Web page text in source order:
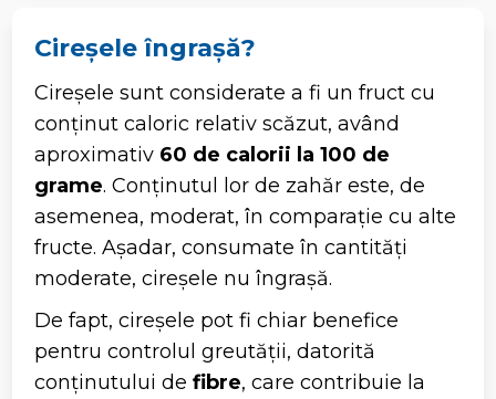
Cireșele îngrașă?
Cireșele sunt considerate a fi un fruct cu
conținut caloric relativ scăzut, având
aproximativ 60 de calorii la 100 de
grame. Conținutul lor de zahăr este, de
asemenea, moderat, în comparație cu alte
fructe. Așadar, consumate în cantități
moderate, cireșele nu îngrașă.
De fapt, cireșele pot fi chiar benefice
pentru controlul greutății, datorită
conținutului defibre, care contribuie la